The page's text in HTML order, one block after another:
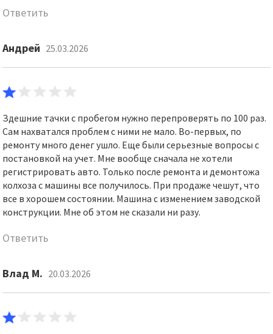
Ответить
Андрей 25.03.2026
Здешние тачки с пробегом нужно перепроверять по 100 раз.
Сам нахватался проблем с ними не мало. Во-первых, по
ремонту много денег ушло. Еще были серьезные вопросы с
постановкой на учет. Мне вообще сначала не хотели
регистрировать авто. Только после ремонта и демонтожа
колхоза с машины все получилось. При продаже чешут, что
все в хорошем состоянии. Машина с изменением заводской
конструкции. Мне об этом не сказали ни разу.
Ответить
Влад М. 20.03.2026